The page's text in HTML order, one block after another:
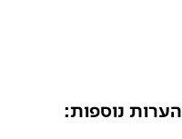
*
הערות נוספות: